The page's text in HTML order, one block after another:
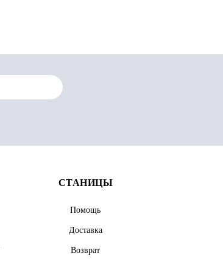
СТАНИЦЫ
Помощь
Доставка
Возврат